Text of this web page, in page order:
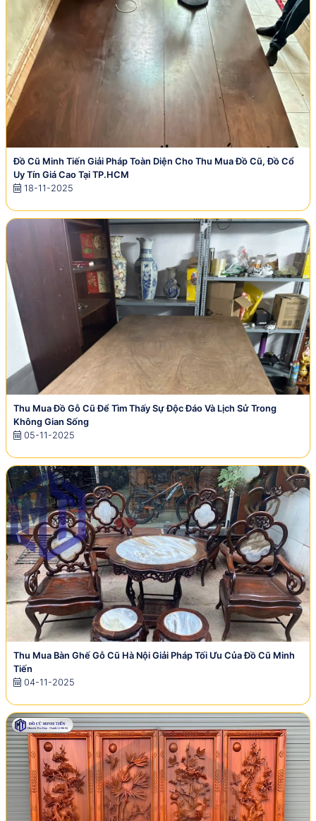
Đồ Cũ Minh Tiến Giải Pháp Toàn Diện Cho Thu Mua Đồ Cũ, Đồ Cổ
Uy Tín Giá Cao Tại TP.HCM
18-11-2025
Thu Mua Đồ Gỗ Cũ Để Tìm Thấy Sự Độc Đáo Và Lịch Sử Trong
Không Gian Sống
05-11-2025
Thu Mua Bàn Ghế Gỗ Cũ Hà Nội Giải Pháp Tối Ưu Của Đồ Cũ Minh
Tiến
04-11-2025